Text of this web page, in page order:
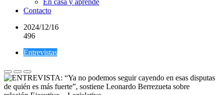
En casa y aprende
Contacto
2024/12/16
496
Entrevistas